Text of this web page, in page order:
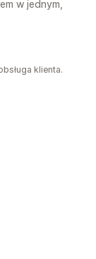
w jednym,
klienta.